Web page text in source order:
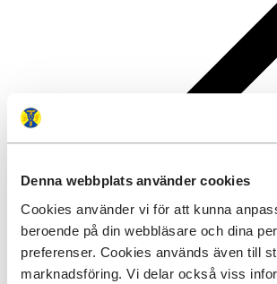
Denna webbplats använder cookies
Cookies använder vi för att kunna
beroende på din webbläsare och dina
preferenser. Cookies används även till
marknadsföring. Vi delar också viss
Boka boende